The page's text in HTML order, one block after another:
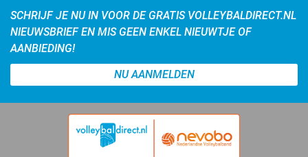
SCHRIJF JE NU IN VOOR DE GRATIS VOLLEYBALDIRECT.NL
NIEUWSBRIEF EN MIS GEEN ENKEL NIEUWTJE OF
AANBIEDING!
NU AANMELDEN